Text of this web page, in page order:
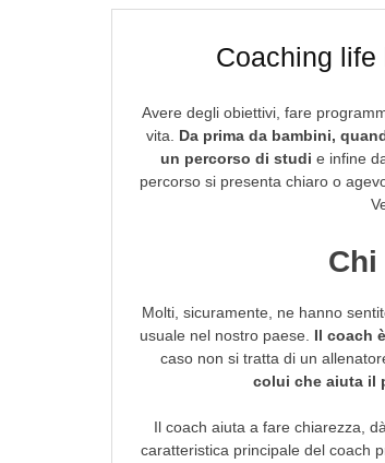
Coaching
Avere degli obiettivi, fare
vita. Da prima da bambini,
un percorso di studi e infine
percorso si presenta chiaro o
Molti, sicuramente, ne hanno
usuale nel nostro paese. Il coach
caso non si tratta di un
colui che aiuta il
Il coach aiuta a fare chiarezza,
caratteristica principale del coach